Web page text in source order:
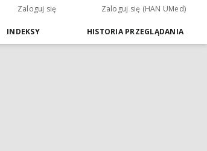
Zaloguj się Zaloguj się (HAN UMed)
INDEKSY HISTORIA PRZEGLĄDANIA